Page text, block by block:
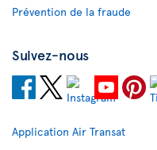
Prévention de la fraude
Suivez-nous
Application Air Transat